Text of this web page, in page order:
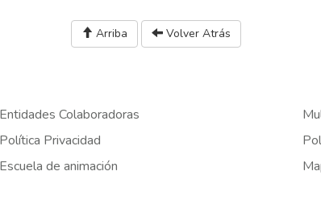
Arriba Volver Atrás
Entidades Colaboradoras
Política Privacidad
Escuela de animación